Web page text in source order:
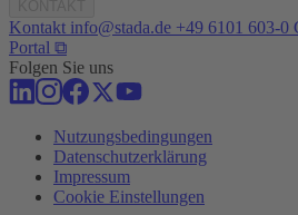
Kontakt info@stada.de +49 6101 603-0
Portal ⧉
Folgen Sie uns
Nutzungsbedingungen
Datenschutzerklärung
Impressum
Cookie Einstellungen